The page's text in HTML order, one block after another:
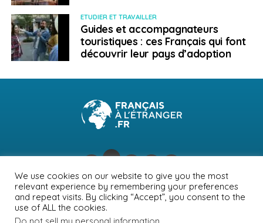
permet le passage vers le Liban pour les ressortissants
français munis de passeport.
Pour toute urgence consulaire, les Français restés en
Syrie peuvent s’adresser au Consulat général de
fslt@diplomatie.gouv.fr
Publié le 10 décembre 2024
Des frappes meurtrières de missiles russes ont affecté
l’Ukraine ce 10 décembre 2024.
ETUDIER ET TRAVAILLER
Guides et accompagnateurs
touristiques : ces Français qui font
découvrir leur pays d’adoption
NEWSLETTER PUBLICITÉ CONTACTS
MENTIONS LÉGALES
POLITIQUE DE CONFIDENTIALITÉ
We use cookies on our website to give you the most
relevant experience by remembering your preferences
and repeat visits. By clicking “Accept”, you consent to the
use of ALL the cookies.